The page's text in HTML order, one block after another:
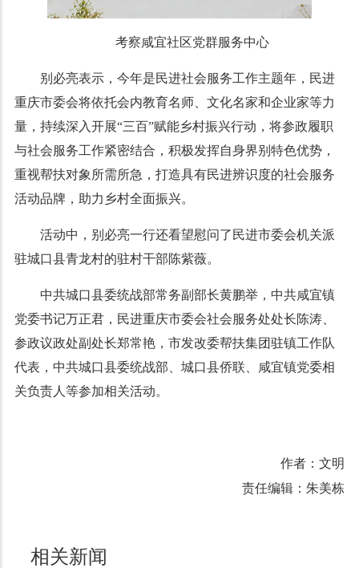
考察咸宜社区党群服务中心
别必亮表示，今年是民进社会服务工作主题年，民进
重庆市委会将依托会内教育名师、文化名家和企业家等力
量，持续深入开展“三百”赋能乡村振兴行动，将参政履职
与社会服务工作紧密结合，积极发挥自身界别特色优势，
重视帮扶对象所需所急，打造具有民进辨识度的社会服务
活动品牌，助力乡村全面振兴。
活动中，别必亮一行还看望慰问了民进市委会机关派
驻城口县青龙村的驻村干部陈紫薇。
中共城口县委统战部常务副部长黄鹏举，中共咸宜镇
党委书记万正君，民进重庆市委会社会服务处处长陈涛、
参政议政处副处长郑常艳，市发改委帮扶集团驻镇工作队
代表，中共城口县委统战部、城口县侨联、咸宜镇党委相
关负责人等参加相关活动。
作者：文明
责任编辑：朱美栋
相关新闻